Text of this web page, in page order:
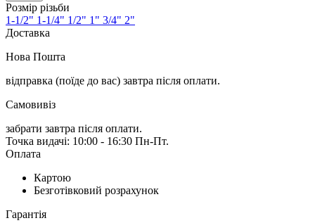
Розмір різьби
1-1/2" 1-1/4" 1/2" 1" 3/4" 2"
Доставка
Нова Пошта
відправка (поїде до вас) завтра після оплати.
Самовивіз
забрати завтра після оплати.
Точка видачі: 10:00 - 16:30 Пн-Пт.
Оплата
Картою
Безготівковий розрахунок
Гарантія